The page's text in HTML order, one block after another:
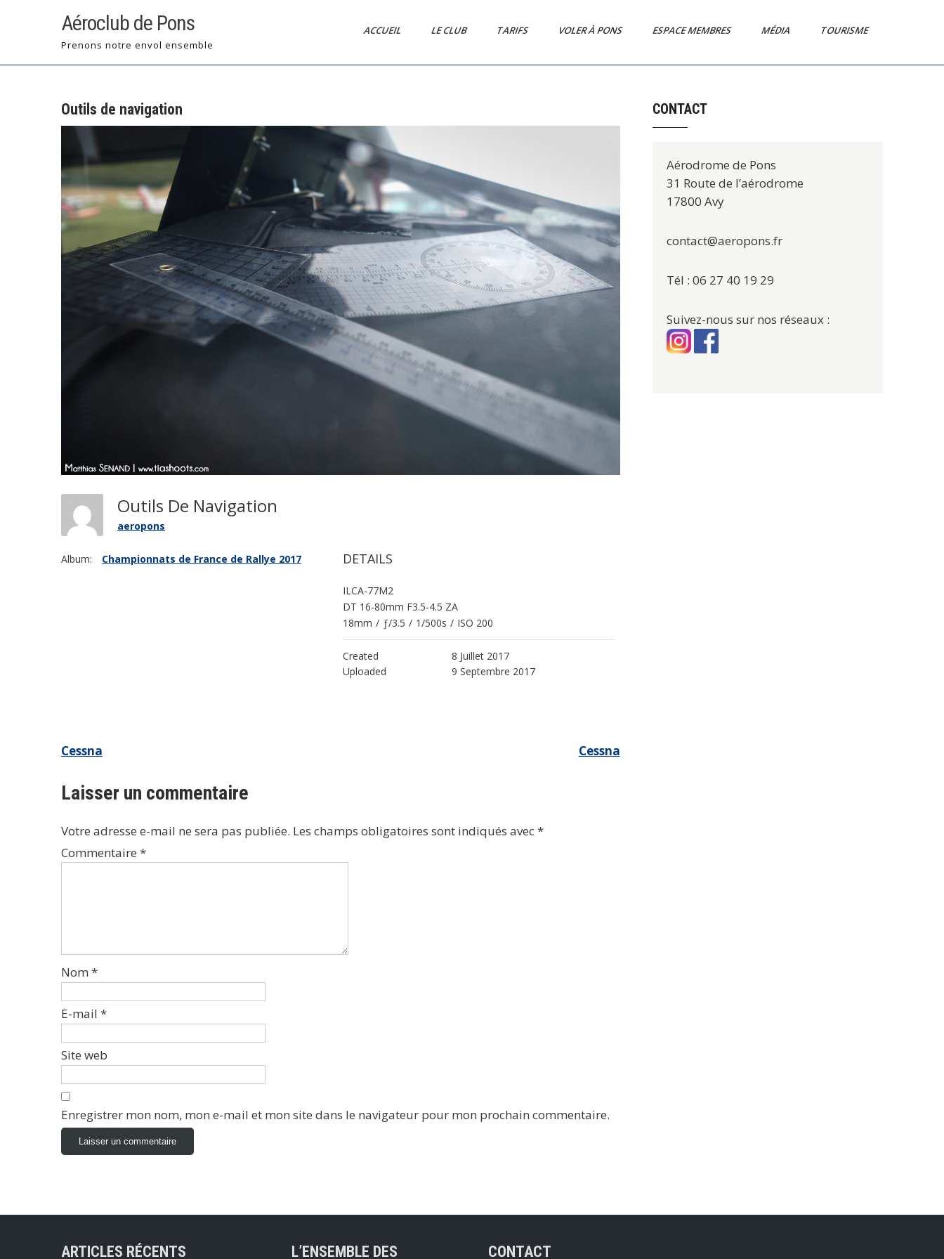
Aéroclub de Pons
Prenons notre envol ensemble
ACCUEIL LE CLUB TARIFS VOLER À PONS ESPACE MEMBRES MÉDIA TOURISME
Outils de navigation
Outils De Navigation
aeropons
Album: Championnats de France de Rallye 2017 DETAILS
ILCA-77M2
DT 16-80mm F3.5-4.5 ZA
18mm / ƒ/3.5 / 1/500s / ISO 200
Created
8 Juillet 2017
Uploaded
9 Septembre 2017
Navigation
l’article
Cessna Cessna
Laisser un commentaire
Votre adresse e-mail ne sera pas publiée. Les champs obligatoires sont indiqués avec*
Commentaire *
Nom *
E-mail *
Site web
Enregistrer mon nom, mon e-mail et mon site dans le navigateur pour mon prochain commentaire.
CONTACT
Aérodrome de Pons
31 Route de l’aérodrome
17800 Avy
contact@aeropons.fr
Tél : 06 27 40 19 29
Suivez-nous sur nos réseaux :
ARTICLES RÉCENTS L’ENSEMBLE DES CONTACT